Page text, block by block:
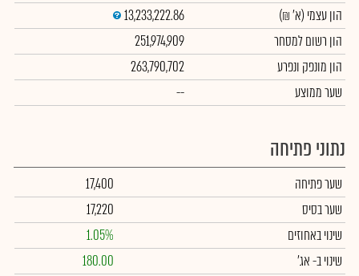
הון עצמי (א' ₪)
13,233,222.86
הון רשום למסחר
251,974,909
הון מונפק ונפרע
263,790,702
שער ממוצע
--
נתוני פתיחה
שער פתיחה
17,400
שער בסיס
17,220
שינוי באחוזים
1.05%
שינויב- אג'
180.00